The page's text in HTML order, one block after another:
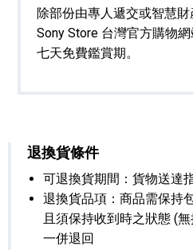
除部份由專人遞交或智慧財
Sony Store 台灣官方購物
七天免費鑑賞期。
退換貨條件
可退換貨期間：貨物送達
退換貨品項：商品需保持
且須保持收到時之狀態 (
一併退回